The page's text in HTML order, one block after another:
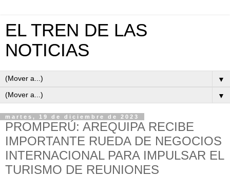
EL TREN DE LAS
NOTICIAS
▼
▼
martes, 19 de diciembre de 2023
PROMPERÚ: AREQUIPA RECIBE
IMPORTANTE RUEDA DE NEGOCIOS
INTERNACIONAL PARA IMPULSAR EL
TURISMO DE REUNIONES